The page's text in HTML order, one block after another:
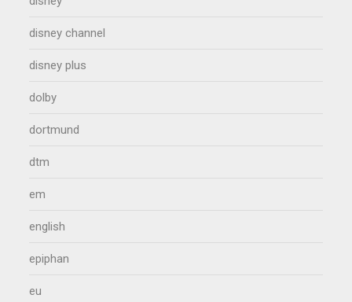
disney channel
disney plus
dolby
dortmund
dtm
em
english
epiphan
eu